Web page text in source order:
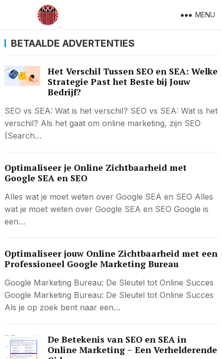
MENU
BETAALDE ADVERTENTIES
Het Verschil Tussen SEO en SEA: Welke
Strategie Past het Beste bij Jouw
Bedrijf?
SEO vs SEA: Wat is het verschil? SEO vs SEA: Wat is het
verschil? Als het gaat om online marketing, zijn SEO
(Search…
Optimaliseer je Online Zichtbaarheid met
Google SEA en SEO
Alles wat je moet weten over Google SEA en SEO Alles
wat je moet weten over Google SEA en SEO Google is
een…
Optimaliseer jouw Online Zichtbaarheid met een
Professioneel Google Marketing Bureau
Google Marketing Bureau: De Sleutel tot Online Succes
Google Marketing Bureau: De Sleutel tot Online Succes
Als je op zoek bent naar een…
De Betekenis van SEO en SEA in
Online Marketing – Een Verhelderende